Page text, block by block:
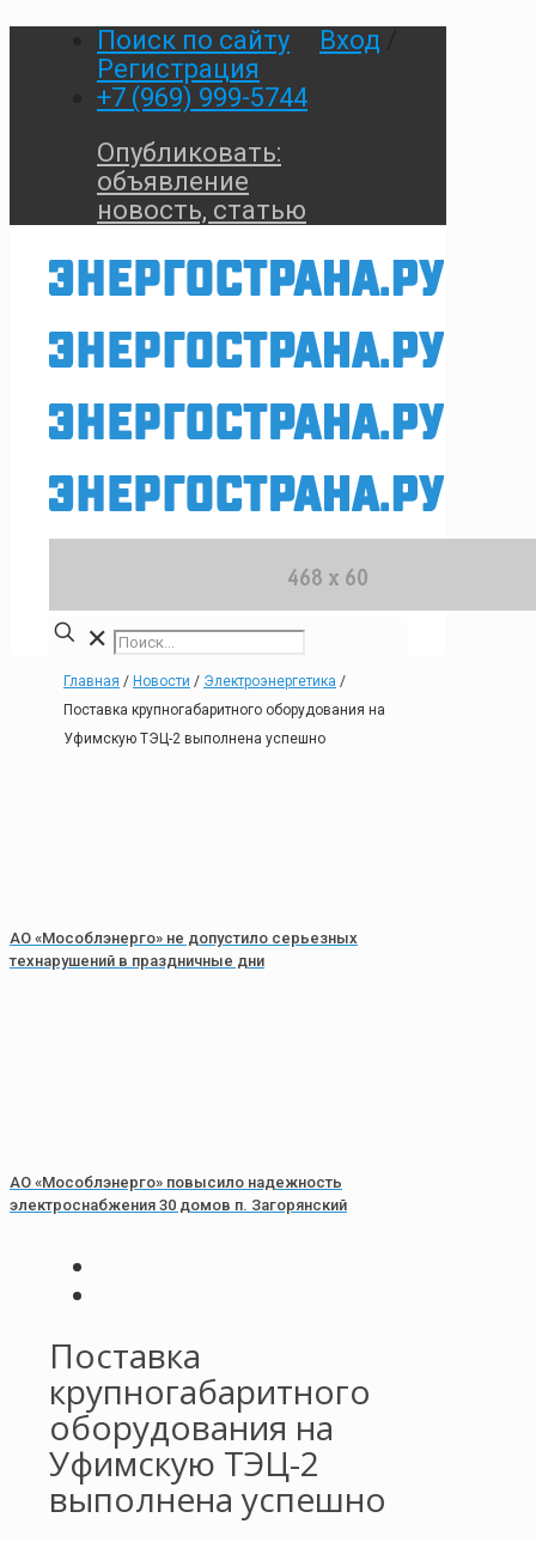
Поиск по сайту Вход
Регистрация
+7 (969) 999-5744
Опубликовать:
объявление
новость, статью
✕
Главная / Новости / Электроэнергетика /
Поставка крупногабаритного оборудования на
Уфимскую ТЭЦ-2 выполнена успешно
АО «Мособлэнерго» не допустило серьезных
технарушений в праздничные дни
АО «Мособлэнерго» повысило надежность
электроснабжения 30 домов п. Загорянский
Поставка
крупногабаритного
оборудования на
Уфимскую ТЭЦ-2
выполнена успешно